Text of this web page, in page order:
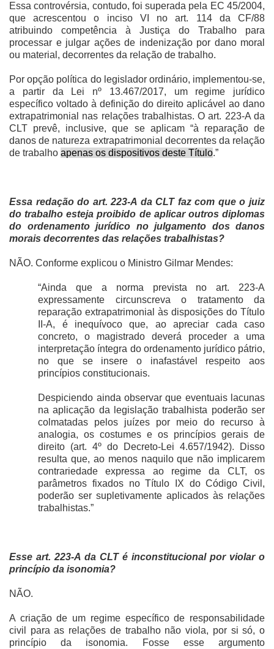
Essa controvérsia, contudo, foi superada pela EC 45/2004,
que acrescentou o inciso VI no art. 114 da CF/88
atribuindo competência à Justiça do Trabalho para
processar e julgar ações de indenização por dano moral
ou material, decorrentes da relação de trabalho.
Por opção política do legislador ordinário, implementou-se,
a partir da Lei nº 13.467/2017, um regime jurídico
específico voltado à definição do direito aplicável ao dano
extrapatrimonial nas relações trabalhistas. O art. 223-A da
CLT prevê, inclusive, que se aplicam “à reparação de
danos de natureza extrapatrimonial decorrentes da relação
de trabalho apenas os dispositivos deste Título.”
Essa redação do art. 223-A da CLT faz com que o juiz
do trabalho esteja proibido de aplicar outros diplomas
do ordenamento jurídico no julgamento dos danos
morais decorrentes das relações trabalhistas?
NÃO. Conforme explicou o Ministro Gilmar Mendes:
“Ainda que a norma prevista no art. 223-A
expressamente circunscreva o tratamento da
reparação extrapatrimonial às disposições do Título
II-A, é inequívoco que, ao apreciar cada caso
concreto, o magistrado deverá proceder a uma
interpretação íntegra do ordenamento jurídico pátrio,
no que se insere o inafastável respeito aos
princípios constitucionais.
Despiciendo ainda observar que eventuais lacunas
na aplicação da legislação trabalhista poderão ser
colmatadas pelos juízes por meio do recurso à
analogia, os costumes e os princípios gerais de
direito (art. 4º do Decreto-Lei 4.657/1942). Disso
resulta que, ao menos naquilo que não implicarem
contrariedade expressa ao regime da CLT, os
parâmetros fixados no Título IX do Código Civil,
poderão ser supletivamente aplicados às relações
trabalhistas.”
Esse art. 223-A da CLT é inconstitucional por violar o
princípio da isonomia?
NÃO.
A criação de um regime específico de responsabilidade
civil para as relações de trabalho não viola, por si só, o
princípio da isonomia. Fosse esse argumento